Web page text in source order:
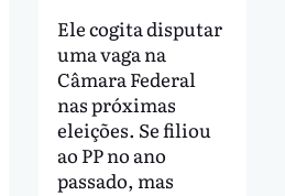
Ele cogita disputar
uma vaga na
Câmara Federal
nas próximas
eleições. Se filiou
ao PP no ano
passado, mas